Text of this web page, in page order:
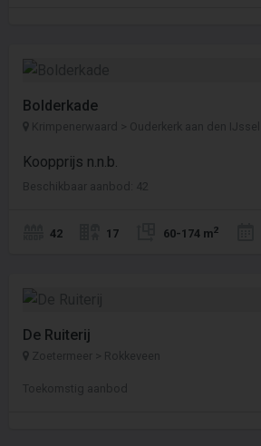
Bolderkade
Krimpenerwaard > Ouderkerk aan den IJssel
Koopprijs n.n.b.
Beschikbaar aanbod: 42
42 17 60-174 m2
De Ruiterij
Zoetermeer > Rokkeveen
Toekomstig aanbod